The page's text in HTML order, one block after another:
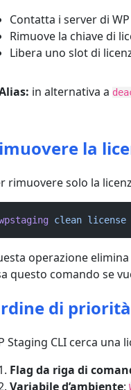
Contatta i server di
Rimuove la chiave di
Libera uno slot di
in alternativa a
la
rimuovere solo la
clean license
operazione
questo comando se
di
Staging CLI cerca una
Flag da riga di
Variabile d’ambiente: